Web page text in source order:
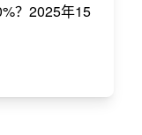
？2025年15